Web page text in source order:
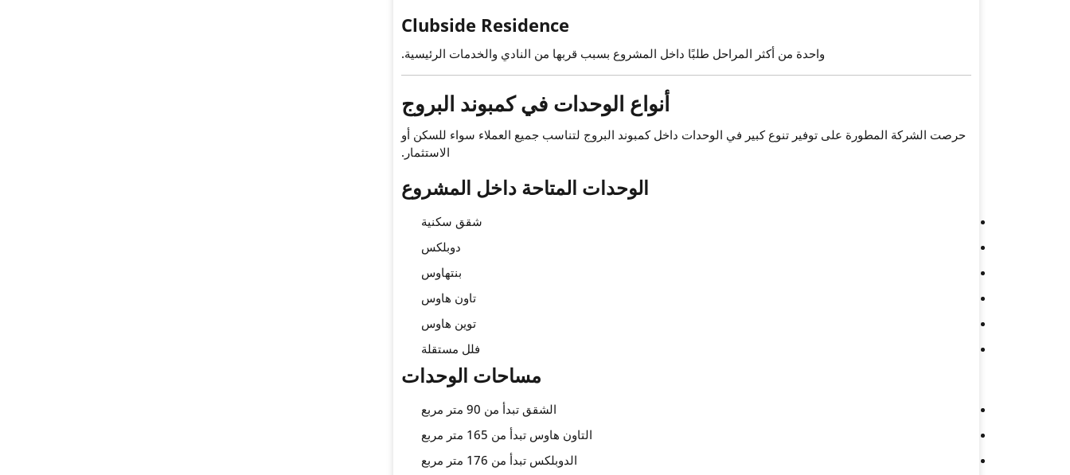
Clubside Residence
واحدة من أكثر المراحل طلبًا داخل المشروع بسبب قربها من النادي والخدمات الرئيسية.
أنواع الوحدات في كمبوند البروج
حرصت الشركة المطورة على توفير تنوع كبير في الوحدات داخلكمبوند البروج لتناسب جميع العملاء سواء للسكن أو
الاستثمار.
الوحدات المتاحة داخل المشروع
شقق سكنية
دوبلكس
بنتهاوس
تاون هاوس
توين هاوس
فلل مستقلة
مساحات الوحدات
الشقق تبدأ من 90 متر مربع
التاون هاوس تبدأ من 165 متر مربع
الدوبلكس تبدأ من 176 متر مربع